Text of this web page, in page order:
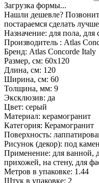
Загрузка формы...
Нашли дешевле?
постараемся сделать
Назначение: для пола, для
Производитель : Atlas
Бренд: Atlas Concorde Italy
Размер, см: 60х120
Длина, см: 120
Ширина, см: 60
Толщина, мм: 9
Эксклюзив: да
Цвет: серый
Материал: керамогранит
Категория: Керамогранит
Поверхность:
Рисунок (декор): под
Применение: для ванной,
прихожей, на стену, для
Метров в упаковке: 1.44
Штук в упаковке: 2